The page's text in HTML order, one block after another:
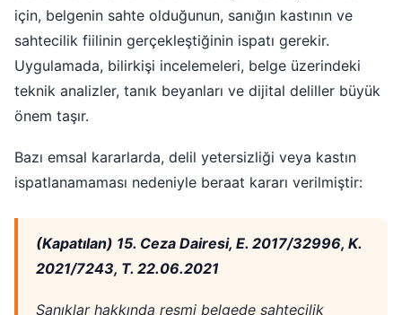
için, belgenin sahte olduğunun, sanığın kastının ve
sahtecilik fiilinin gerçekleştiğinin ispatı gerekir.
Uygulamada, bilirkişi incelemeleri, belge üzerindeki
teknik analizler, tanık beyanları ve dijital deliller büyük
önem taşır.
Bazı emsal kararlarda, delil yetersizliği veya kastın
ispatlanamaması nedeniyle beraat kararı verilmiştir:
(Kapatılan) 15. Ceza Dairesi, E. 2017/32996, K.
2021/7243, T. 22.06.2021
Sanıklar hakkında resmi belgede sahtecilik